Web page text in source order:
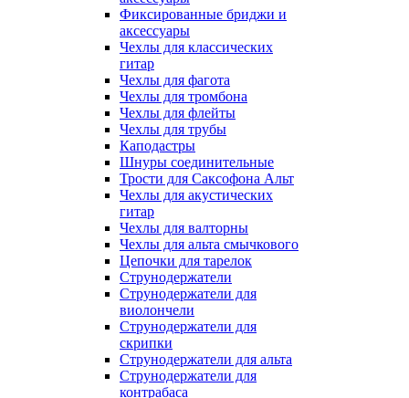
Фиксированные бриджи и
аксессуары
Чехлы для классических
гитар
Чехлы для фагота
Чехлы для тромбона
Чехлы для флейты
Чехлы для трубы
Каподастры
Шнуры соединительные
Трости для Саксофона Альт
Чехлы для акустических
гитар
Чехлы для валторны
Чехлы для альта смычкового
Цепочки для тарелок
Струнодержатели
Струнодержатели для
виолончели
Струнодержатели для
скрипки
Струнодержатели для альта
Струнодержатели для
контрабаса